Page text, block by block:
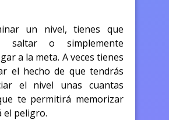
un nivel, tienes que
saltar o simplemente
a la meta. A veces tienes
el hecho de que tendrás
el nivel unas cuantas
te permitirá memorizar
el peligro.